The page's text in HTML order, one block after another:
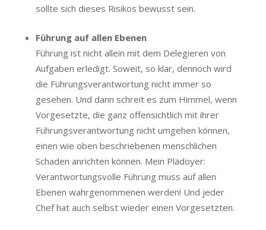
sollte sich dieses Risikos bewusst sein.
Führung auf allen Ebenen
Führung ist nicht allein mit dem Delegieren von
Aufgaben erledigt. Soweit, so klar, dennoch wird
die Führungsverantwortung nicht immer so
gesehen. Und dann schreit es zum Himmel, wenn
Vorgesetzte, die ganz offensichtlich mit ihrer
Führungsverantwortung nicht umgehen können,
einen wie oben beschriebenen menschlichen
Schaden anrichten können. Mein Plädoyer:
Verantwortungsvolle Führung muss auf allen
Ebenen wahrgenommenen werden! Und jeder
Chef hat auch selbst wieder einen Vorgesetzten.